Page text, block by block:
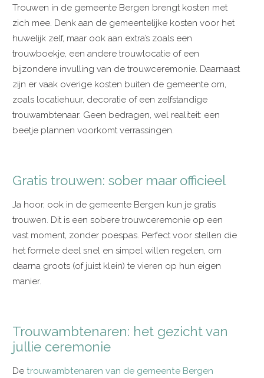
Trouwen in de gemeente Bergen brengt kosten met
zich mee. Denk aan de gemeentelijke kosten voor het
huwelijk zelf, maar ook aan extra’s zoals een
trouwboekje, een andere trouwlocatie of een
bijzondere invulling van de trouwceremonie. Daarnaast
zijn er vaak overige kosten buiten de gemeente om,
zoals locatiehuur, decoratie of een zelfstandige
trouwambtenaar. Geen bedragen, wel realiteit: een
beetje plannen voorkomt verrassingen.
Gratis trouwen: sober maar officieel
Ja hoor, ook in de gemeente Bergen kun je gratis
trouwen. Dit is een sobere trouwceremonie op een
vast moment, zonder poespas. Perfect voor stellen die
het formele deel snel en simpel willen regelen, om
daarna groots (of juist klein) te vieren op hun eigen
manier.
Trouwambtenaren: het gezicht van
jullie ceremonie
Detrouwambtenaren van de gemeente Bergen